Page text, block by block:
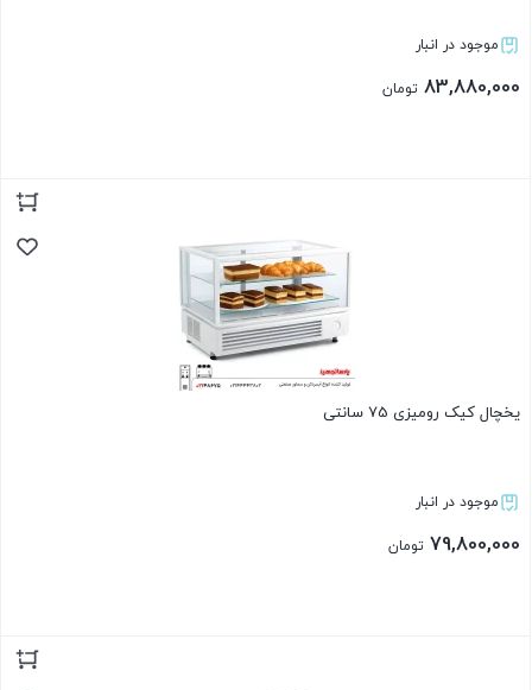
موجود در انبار
83,880,000 تومان
یخچال کیک رومیزی 75 سانتی
موجود در انبار
79,800,000 تومان